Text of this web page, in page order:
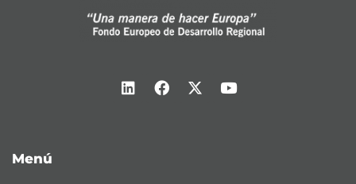
Menú